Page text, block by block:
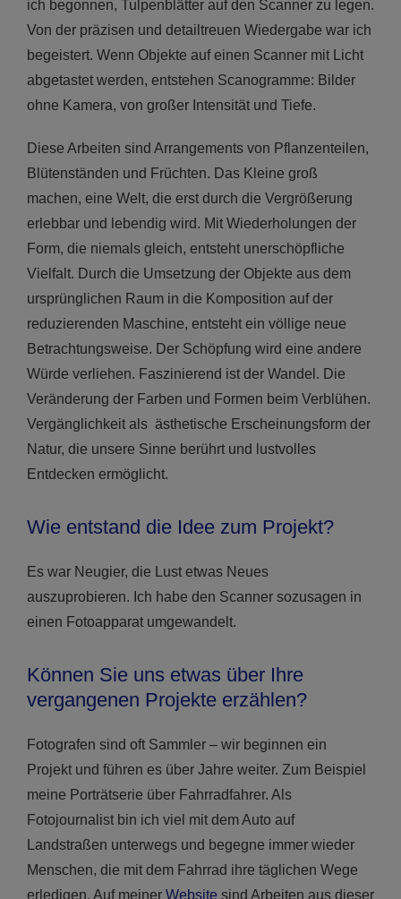
ich begonnen, Tulpenblätter auf den Scanner zu legen.
Von der präzisen und detailtreuen Wiedergabe war ich
begeistert. Wenn Objekte auf einen Scanner mit Licht
abgetastet werden, entstehen Scanogramme: Bilder
ohne Kamera, von großer Intensität und Tiefe.
Diese Arbeiten sind Arrangements von Pflanzenteilen,
Blütenständen und Früchten. Das Kleine groß
machen, eine Welt, die erst durch die Vergrößerung
erlebbar und lebendig wird. Mit Wiederholungen der
Form, die niemals gleich, entsteht unerschöpfliche
Vielfalt. Durch die Umsetzung der Objekte aus dem
ursprünglichen Raum in die Komposition auf der
reduzierenden Maschine, entsteht ein völlige neue
Betrachtungsweise. Der Schöpfung wird eine andere
Würde verliehen. Faszinierend ist der Wandel. Die
Veränderung der Farben und Formen beim Verblühen.
Vergänglichkeit als ästhetische Erscheinungsform der
Natur, die unsere Sinne berührt und lustvolles
Entdecken ermöglicht.
Wie entstand die Idee zum Projekt?
Es war Neugier, die Lust etwas Neues
auszuprobieren. Ich habe den Scanner sozusagen in
einen Fotoapparat umgewandelt.
Können Sie uns etwas über Ihre
vergangenen Projekte erzählen?
Fotografen sind oft Sammler – wir beginnen ein
Projekt und führen es über Jahre weiter. Zum Beispiel
meine Porträtserie über Fahrradfahrer. Als
Fotojournalist bin ich viel mit dem Auto auf
Landstraßen unterwegs und begegne immer wieder
Menschen, die mit dem Fahrrad ihre täglichen Wege
erledigen. Auf meiner Website sind Arbeiten aus dieser